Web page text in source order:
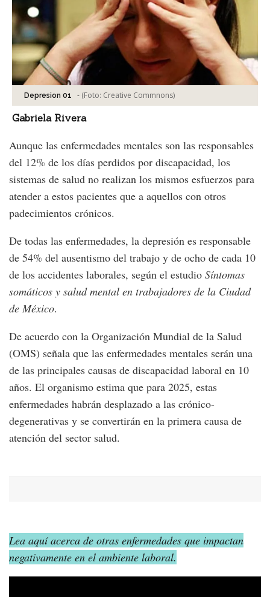
Depresion 01 - (Foto: Creative Commnons)
Gabriela Rivera
Aunque las enfermedades mentales son las responsables
del 12% de los días perdidos por discapacidad, los
sistemas de salud no realizan los mismos esfuerzos para
atender a estos pacientes que a aquellos con otros
padecimientos crónicos.
De todas las enfermedades, la depresión es responsable
de 54% del ausentismo del trabajo y de ocho de cada 10
de los accidentes laborales, según el estudio Síntomas
somáticos y salud mental en trabajadores de la Ciudad
de México.
De acuerdo con la Organización Mundial de la Salud
(OMS) señala que las enfermedades mentales serán una
de las principales causas de discapacidad laboral en 10
años. El organismo estima que para 2025, estas
enfermedades habrán desplazado a las crónico-
degenerativas y se convertirán en la primera causa de
atención del sector salud.
Lea aquí acerca de otras enfermedades que impactan
negativamente en el ambiente laboral.